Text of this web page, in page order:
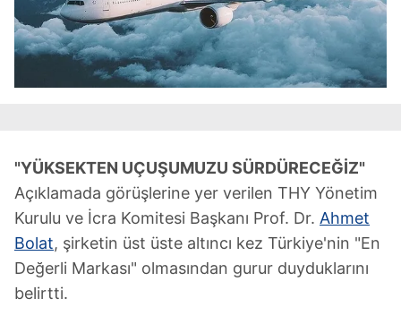
"YÜKSEKTEN UÇUŞUMUZU SÜRDÜRECEĞİZ"
Açıklamada görüşlerine yer verilen THY Yönetim
Kurulu ve İcra Komitesi Başkanı Prof. Dr. Ahmet
Bolat, şirketin üst üste altıncı kez Türkiye'nin "En
Değerli Markası" olmasından gurur duyduklarını
belirtti.